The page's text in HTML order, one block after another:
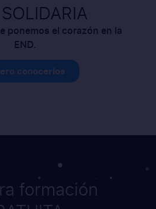
ponemos el corazón en la
END.
conocerlos
formación